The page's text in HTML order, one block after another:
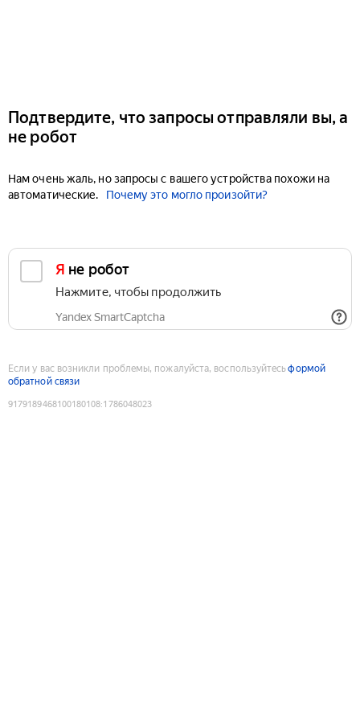
Подтвердите, что запросы отправляли вы, а
не робот
Нам очень жаль, но запросы с вашего устройства похожи на
автоматические.
Почему это могло произойти?
Я не робот
Нажмите, чтобы продолжить
Yandex SmartCaptcha
Если у вас возникли проблемы, пожалуйста, воспользуйтесьформой
обратной связи
9179189468100180108:1786048023